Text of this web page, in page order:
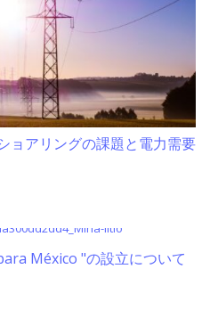
ョアリングの課題と電力需要
México "の設立について